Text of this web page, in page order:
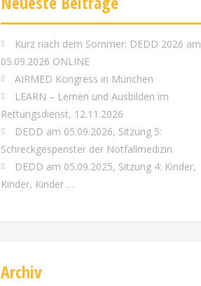
Kurz nach dem Sommer: DEDD 2026 am
05.09.2026 ONLINE
AIRMED Kongress in München
LEARN – Lernen und Ausbilden im
Rettungsdienst, 12.11.2026
DEDD am 05.09.2026, Sitzung 5:
Schreckgespenster der Notfallmedizin
DEDD am 05.09.2025, Sitzung 4: Kinder,
Kinder, Kinder …
Archiv